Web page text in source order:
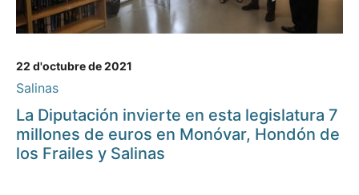
22 d'octubre de 2021
Salinas
La Diputación invierte en esta legislatura 7
millones de euros en Monóvar, Hondón de
los Frailes y Salinas